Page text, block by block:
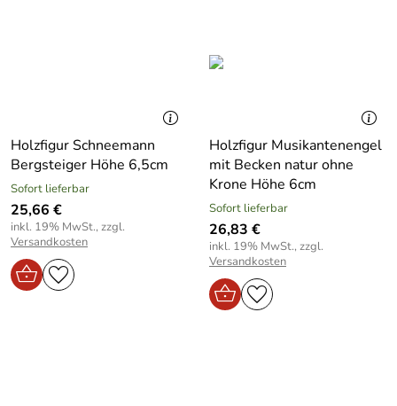
Holzfigur Schneemann
Bergsteiger Höhe 6,5cm
Sofort lieferbar
25,66 €
inkl. 19% MwSt., zzgl.
Versandkosten
Holzfigur Musikantenengel
mit Becken natur ohne
Krone Höhe 6cm
Sofort lieferbar
26,83 €
inkl. 19% MwSt., zzgl.
Versandkosten